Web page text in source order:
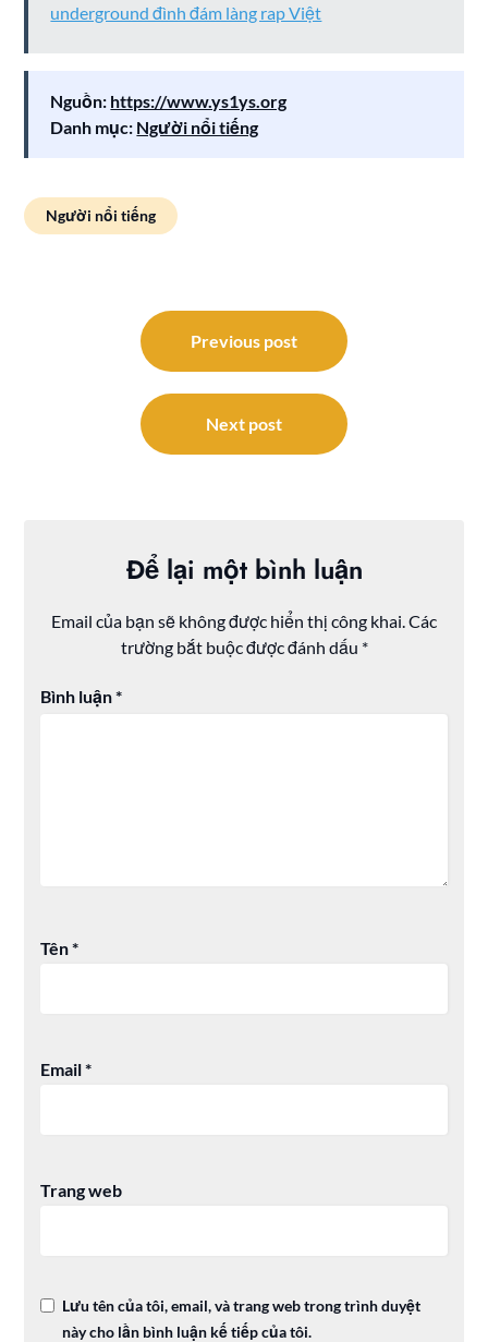
underground đình đám làng rap Việt
Nguồn: https://www.ys1ys.org
Danh mục: Người nổi tiếng
Người nổi tiếng
Previous post
Next post
Để lại một bình luận
Email của bạn sẽ không được hiển thị công khai. Các
trường bắt buộc được đánh dấu *
Bình luận*
Tên*
Email*
Trang web
Lưu tên của tôi, email, và trang web trong trình duyệt
này cho lần bình luận kế tiếp của tôi.